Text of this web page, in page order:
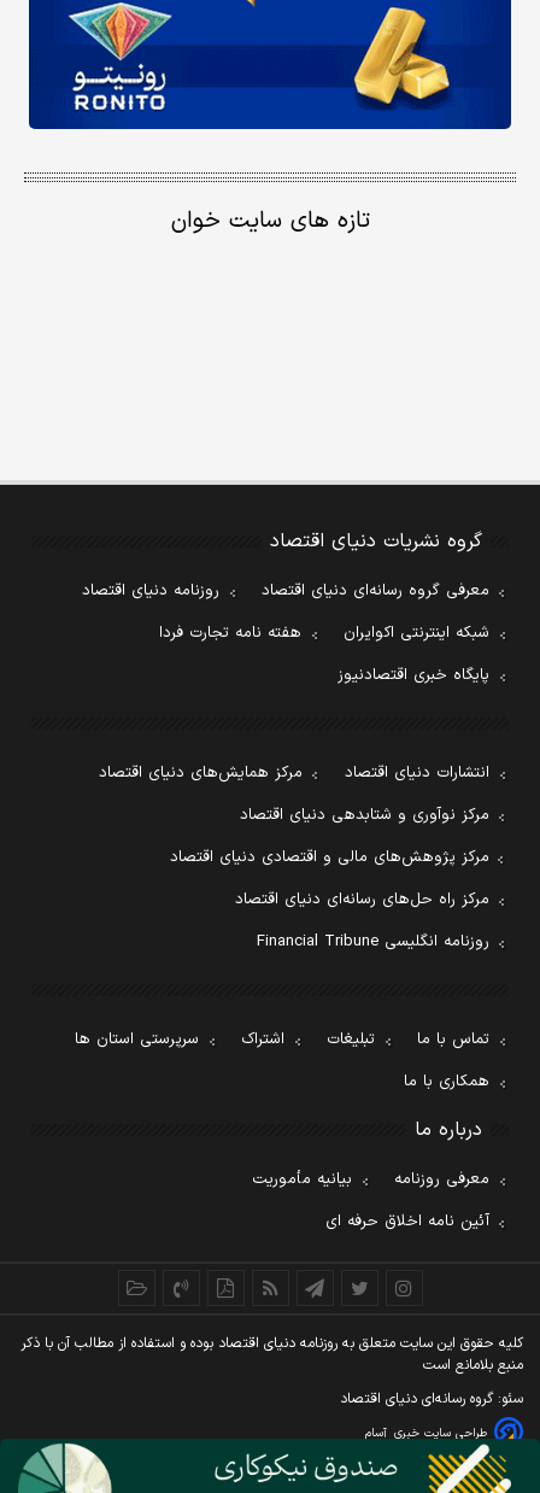
تازه های سایت خوان
گروه نشریات دنیای اقتصاد
معرفی گروه رسانه‌ای دنیای اقتصاد
روزنامه دنیای اقتصاد
شبکه اینترنتی اکوایران
هفته نامه تجارت فردا
پایگاه خبری اقتصادنیوز
انتشارات دنیای اقتصاد
مرکز همایش‌های دنیای اقتصاد
مرکز نوآوری و شتابدهی دنیای اقتصاد
مرکز پژوهش‌های مالی و اقتصادی دنیای اقتصاد
مرکز راه حل‌های رسانه‌ای دنیای اقتصاد
روزنامه انگلیسی Financial Tribune
تماس با ما تبلیغات اشتراک
سرپرستی استان ها
همکاری با ما
درباره ما
معرفی روزنامه
بیانیه مأموریت
آئین نامه اخلاق حرفه ای
کليه حقوق اين سايت متعلق به روزنامه دنيای اقتصاد بوده و استفاده از مطالب آن با ذکر
منبع بلامانع است
سئو: گروه رسانه‌ای دنیای اقتصاد
طراحی سایت خبری آسام